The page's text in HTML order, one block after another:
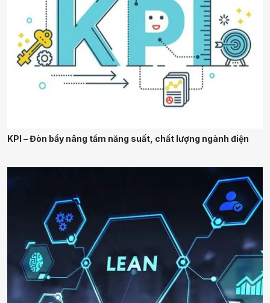
KPI – Đòn bẩy nâng tầm năng suất, chất lượng ngành điện